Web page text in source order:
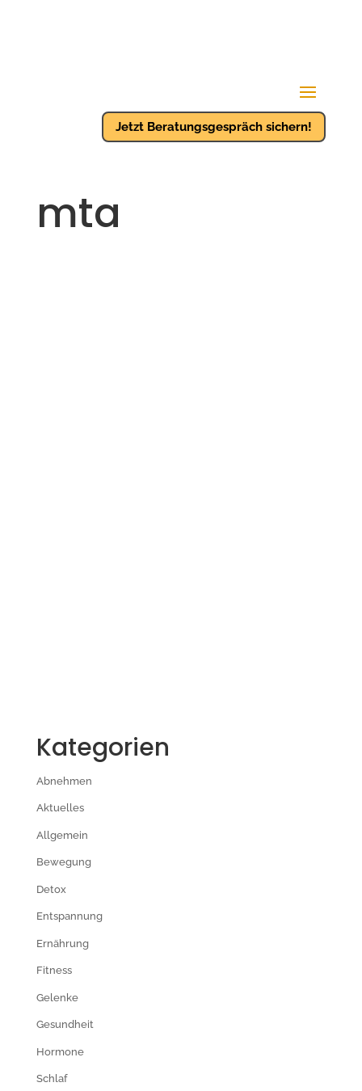
Jetzt Beratungsgespräch sichern!
mta
Kategorien
Abnehmen
Aktuelles
Allgemein
Bewegung
Detox
Entspannung
Ernährung
Fitness
Gelenke
Gesundheit
Hormone
Schlaf